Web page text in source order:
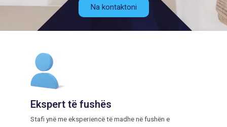
Na kontaktoni
Ekspert të fushës
Stafi ynë me eksperiencë të madhe në fushën e